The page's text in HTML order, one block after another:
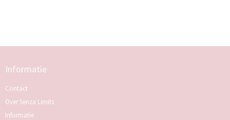
Informatie
Contact
Over Senza Limits
Informatie